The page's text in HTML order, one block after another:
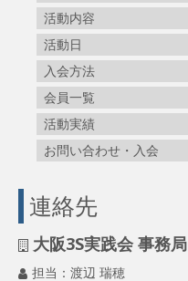
活動内容
活動日
入会方法
会員一覧
活動実績
お問い合わせ・入会
連絡先
大阪3S実践会 事務局
担当：渡辺 瑞穂